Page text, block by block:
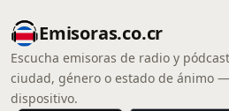
Emisoras.co.cr
Escucha emisoras de radio y
ciudad, género o estado de ánimo
dispositivo.